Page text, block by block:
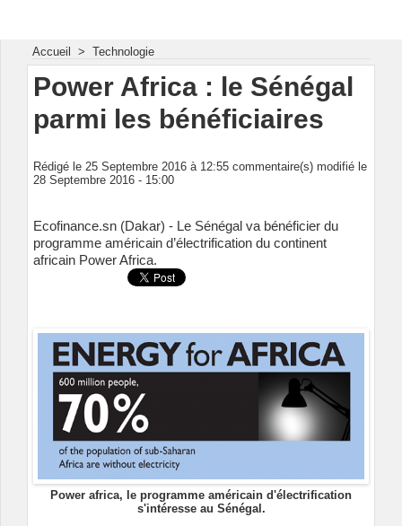
Accueil > Technologie
Power Africa : le Sénégal
parmi les bénéficiaires
Rédigé le 25 Septembre 2016 à 12:55 commentaire(s) modifié le
28 Septembre 2016 - 15:00
Ecofinance.sn (Dakar) - Le Sénégal va bénéficier du
programme américain d’électrification du continent
africain Power Africa.
Power africa, le programme américain d'électrification
s'intéresse au Sénégal.